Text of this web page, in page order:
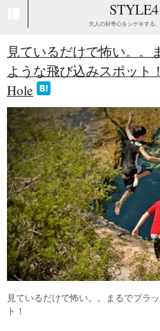
大人の好奇心をシゲキする
見ているだけで怖い。。
ような飛び込みスポット
Hole
見ているだけで怖い。。まるでブラ
ト！